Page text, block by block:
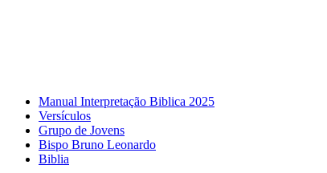
Manual Interpretação Biblica 2025
Versículos
Grupo de Jovens
Bispo Bruno Leonardo
Biblia